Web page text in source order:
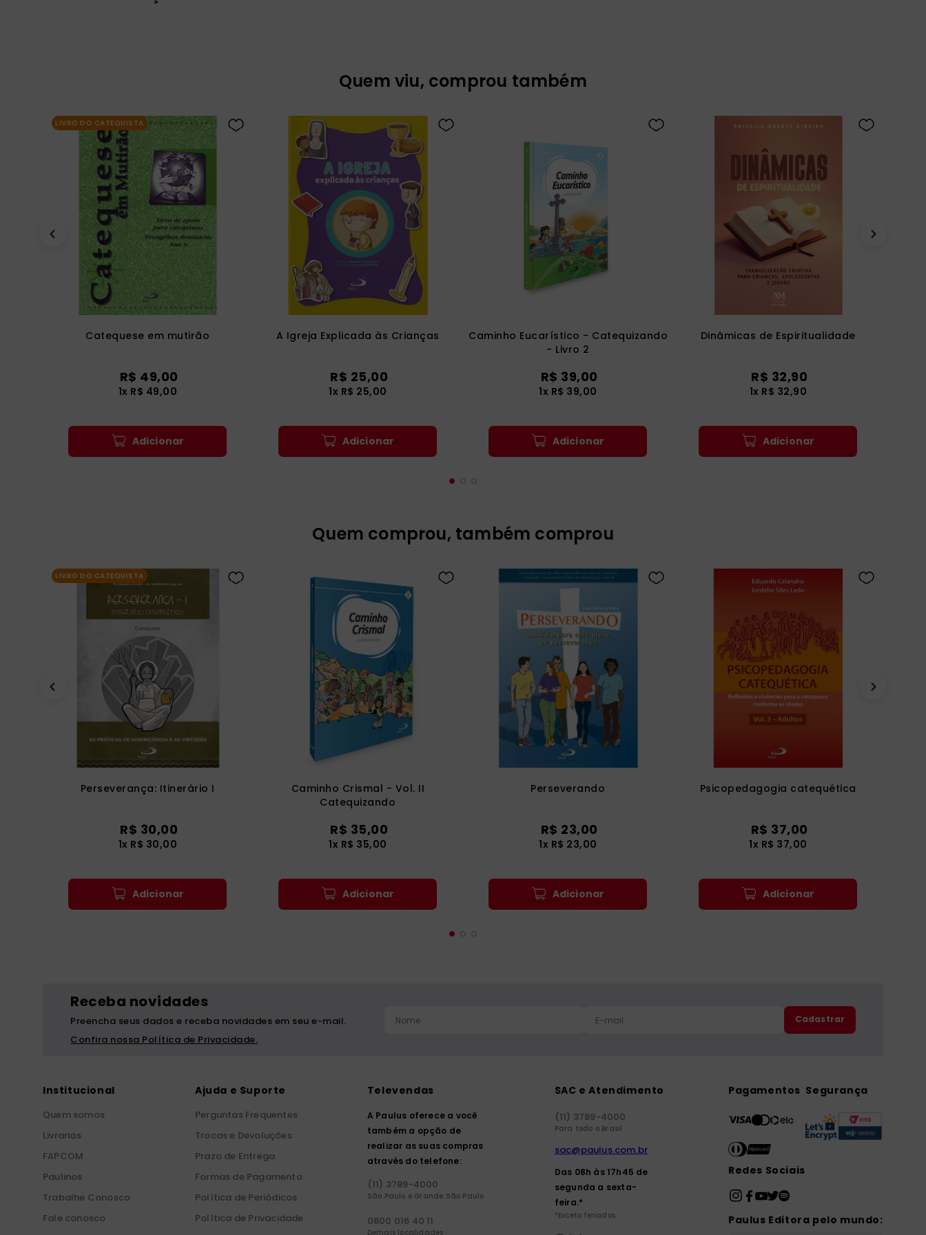
Quem viu, comprou também
LIVRO DO CATEQUISTA
Catequese em mutirão
R$ 49,00
1x R$ 49,00
Adicionar
A Igreja Explicada às Crianças
R$ 25,00
1x R$ 25,00
Adicionar
Caminho Eucarístico - Catequizando
- Livro 2
R$ 39,00
1x R$ 39,00
Adicionar
Dinâmicas de Espiritualidade
R$ 32,90
1x R$ 32,90
Adicionar
Quem comprou, também comprou
LIVRO DO CATEQUISTA
Perseverança: Itinerário I
R$ 30,00
1x R$ 30,00
Adicionar
Caminho Crismal - Vol. II
Catequizando
R$ 35,00
1x R$ 35,00
Adicionar
Perseverando
R$ 23,00
1x R$ 23,00
Adicionar
Psicopedagogia catequética
R$ 37,00
1x R$ 37,00
Adicionar
Receba novidades
Preencha seus dados e receba novidades em seu e-mail.
Confira nossa Política de Privacidade.
Cadastrar
Institucional
Quem somos
Livrarias
FAPCOM
Paulinos
Trabalhe Conosco
Fale conosco
Ajuda e Suporte
Perguntas Frequentes
Trocas e Devoluções
Prazo de Entrega
Formas de Pagamento
Política de Periódicos
Política de Privacidade
Televendas
A Paulus oferece a você
também a opção de
realizar as suas compras
através do telefone:
(11) 3789-4000
São Paulo e Grande São Paulo
0800 016 40 11
Demais localidades
SAC e Atendimento
(11) 3789-4000
Para todo o Brasil
sac@paulus.com.br
Das 08h às 17h45 de
segunda a sexta-
feira.*
*Exceto feriados.
Pagamentos Segurança
Redes Sociais
Paulus Editora pelo mundo: